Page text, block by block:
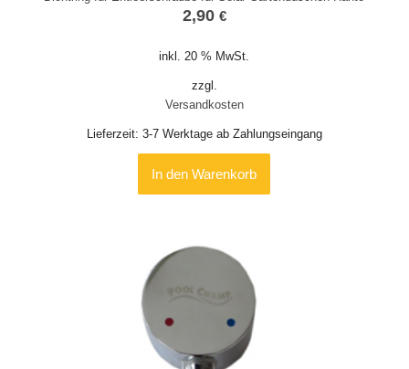
2,90 €
inkl. 20 % MwSt.
zzgl.
Versandkosten
Lieferzeit: 3-7 Werktage ab Zahlungseingang
In den Warenkorb